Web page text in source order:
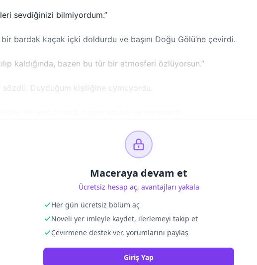
sevdiğinizi bilmiyordum.”
bir bardak kaçak içki doldurdu ve başını Doğu Gölü’ne çevirdi.
kaldığında, bazen bu tür bir atmosferi özlüyorsun.”
sözdü. Duyduğum kişiliğine uymuyordu.
Maceraya devam et
Ücretsiz hesap aç, avantajları yakala
Her gün ücretsiz bölüm aç
Noveli yer imleyle kaydet, ilerlemeyi takip et
Çevirmene destek ver, yorumlarını paylaş
Giriş Yap